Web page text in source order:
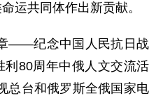
运共同体作出新贡献。
——纪念中国人民抗日战
80周年中俄人文交流活
总台和俄罗斯全俄国家电